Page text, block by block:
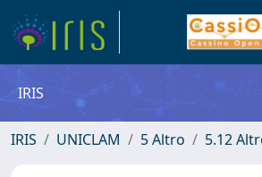
IRIS
IRIS UNICLAM 5 Altro 5.12